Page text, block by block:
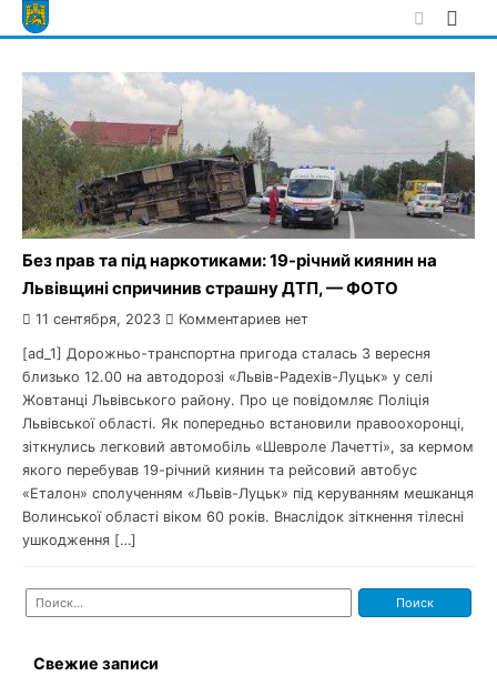
Skip
to
Без прав та під наркотиками: 19-річний киянин на
Львівщині спричинив страшну ДТП, — ФОТО
11 сентября, 2023 Комментариев нет
[ad_1] Дорожньо-транспортна пригода сталась 3 вересня
близько 12.00 на автодорозі «Львів-Радехів-Луцьк» у селі
Жовтанці Львівського району. Про це повідомляє Поліція
Львівської області. Як попередньо встановили правоохоронці,
зіткнулись легковий автомобіль «Шевроле Лачетті», за кермом
якого перебував 19-річний киянин та рейсовий автобус
«Еталон» сполученням «Львів-Луцьк» під керуванням мешканця
Волинської області віком 60 років. Внаслідок зіткнення тілесні
ушкодження […]
Найти:
Свежие записи